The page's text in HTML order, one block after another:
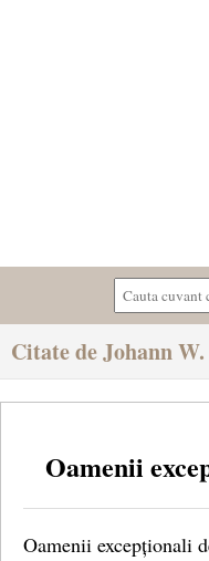
Citate de Johann
Oamenii
Oamenii excepționali